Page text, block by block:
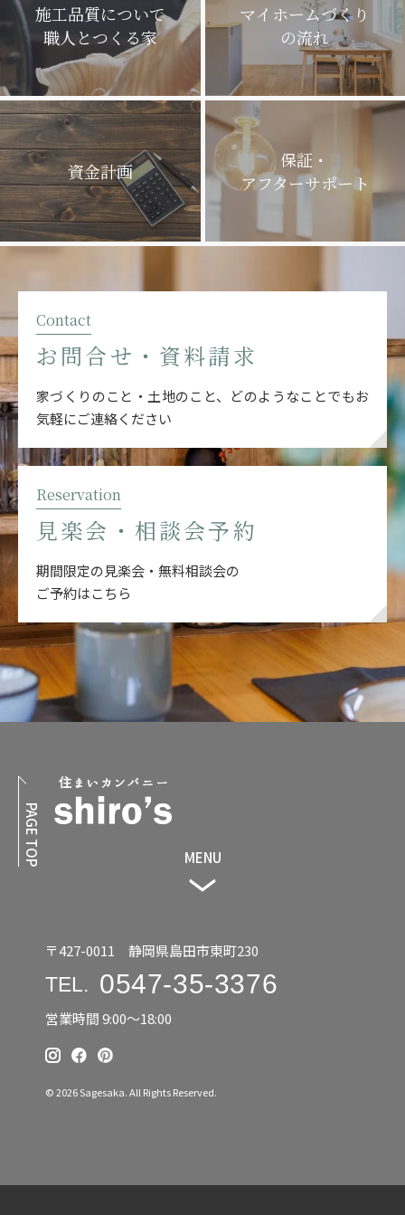
施工品質について
職人とつくる家
マイホームづくり
の流れ
資金計画
保証・
アフターサポート
Contact
お問合せ・資料請求
家づくりのこと・土地のこと、どのようなことでもお
気軽にご連絡ください
Reservation
見楽会・相談会予約
期間限定の見楽会・無料相談会の
ご予約はこちら
MENU
〒427-0011 静岡県島田市東町230
TEL. 0547-35-3376
営業時間 9:00〜18:00
PAGE TOP
© 2026 Sagesaka. All Rights Reserved.